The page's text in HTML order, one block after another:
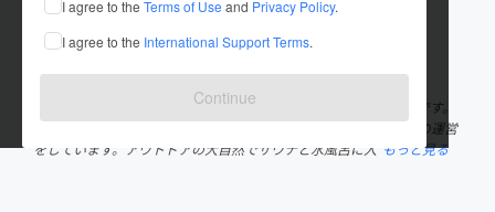
I agree to the Terms of Use and Privacy Policy.
I agree to the International Support Terms.
Continue
これまでに23回支援して2件のプロジェクトを投稿しています
在住国：日本 現在地：東京都
出身国：日本 出身地：千葉県
シェアリングエコノミーとフィンテック、サウナとお寿司が好きです。
オンラインサロン「サウナサロン」のメンバー。主に不動産会社の運営
をしています。アウトドアの大自然でサウナと水風呂に入 もっと見る